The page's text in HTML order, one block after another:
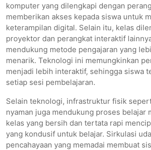
komputer yang dilengkapi dengan
memberikan akses kepada siswa untuk
keterampilan digital. Selain itu, kelas
proyektor dan perangkat interaktif
mendukung metode pengajaran yang
menarik. Teknologi ini memungkinkan
menjadi lebih interaktif, sehingga siswa
setiap sesi pembelajaran.
Selain teknologi, infrastruktur fisik
nyaman juga mendukung proses belajar
kelas yang bersih dan tertata rapi
yang kondusif untuk belajar. Sirkulasi
pencahayaan yang memadai membuat